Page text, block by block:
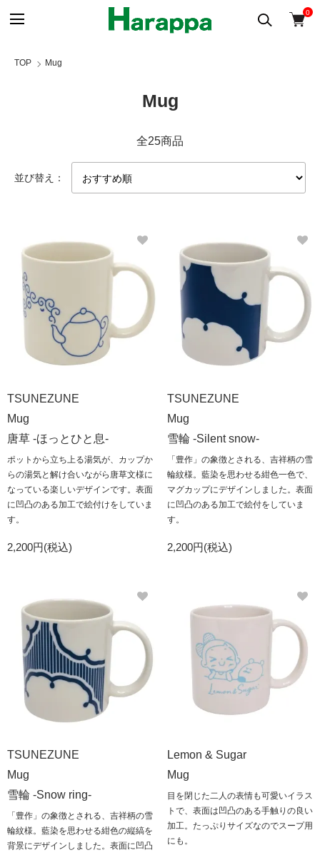
0
TOP Mug
Mug
全25商品
並び替え：
TSUNEZUNE
Mug
唐草 -ほっとひと息-
ポットから立ち上る湯気が、カップか
らの湯気と解け合いながら唐草文様に
なっている楽しいデザインです。表面
に凹凸のある加工で絵付けをしていま
す。
2,200円(税込)
TSUNEZUNE
Mug
雪輪 -Silent snow-
「豊作」の象徴とされる、吉祥柄の雪
輪紋様。藍染を思わせる紺色一色で、
マグカップにデザインしました。表面
に凹凸のある加工で絵付をしていま
す。
2,200円(税込)
TSUNEZUNE
Mug
雪輪 -Snow ring-
「豊作」の象徴とされる、吉祥柄の雪
輪紋様。藍染を思わせる紺色の縦縞を
背景にデザインしました。表面に凹凸
Lemon & Sugar
Mug
目を閉じた二人の表情も可愛いイラス
トで、表面は凹凸のある手触りの良い
加工。たっぷりサイズなのでスープ用
にも。